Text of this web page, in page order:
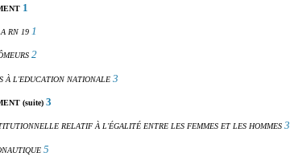
1
RN 19 1
2
À L'EDUCATION NATIONALE 3
(suite) 3
RELATIF À L'ÉGALITÉ ENTRE LES FEMMES ET LES HOMMES 3
5